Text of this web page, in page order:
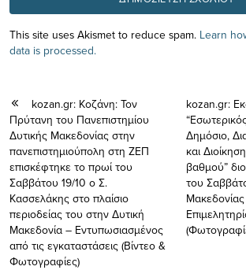
This site uses Akismet to reduce spam. Learn
data is processed.
kozan.gr: Κοζάνη: Τον
Πρύτανη του Πανεπιστημίου
Δυτικής Μακεδονίας στην
πανεπιστημιούπολη στη ΖΕΠ
επισκέφτηκε το πρωί του
Σαββάτου 19/10 ο Σ.
Κασσελάκης στο πλαίσιο
περιοδείας του στην Δυτική
Μακεδονία – Εντυπωσιασμένος
από τις εγκαταστάσεις (Βίντεο &
Φωτογραφίες)
kozan.gr:
Δημόσιο,
και
βαθμού”
του